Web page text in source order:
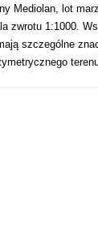
Mediolan, lot
zwrotu 1:1000.
szczególne